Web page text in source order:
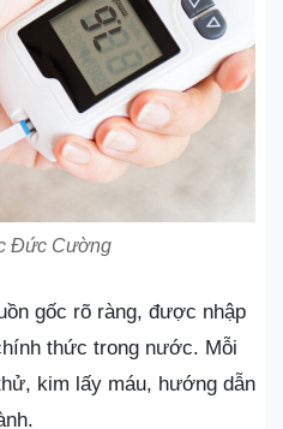
Đức Cường
gốc rõ ràng, được nhập
thức trong nước. Mỗi
kim lấy máu, hướng dẫn